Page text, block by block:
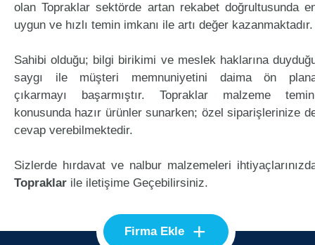
olan Topraklar sektörde artan rekabet doğrultusunda
uygun ve hızlı temin imkanı ile artı değer kazanmaktadır.
Sahibi olduğu; bilgi birikimi ve meslek haklarına
saygı ile müşteri memnuniyetini daima ön
çıkarmayı başarmıştır. Topraklar malzeme
konusunda hazır ürünler sunarken; özel siparişlerinize
cevap verebilmektedir.
Sizlerde hırdavat ve nalbur malzemeleri
Topraklar ile iletişime Geçebilirsiniz.
Firma Ekle +